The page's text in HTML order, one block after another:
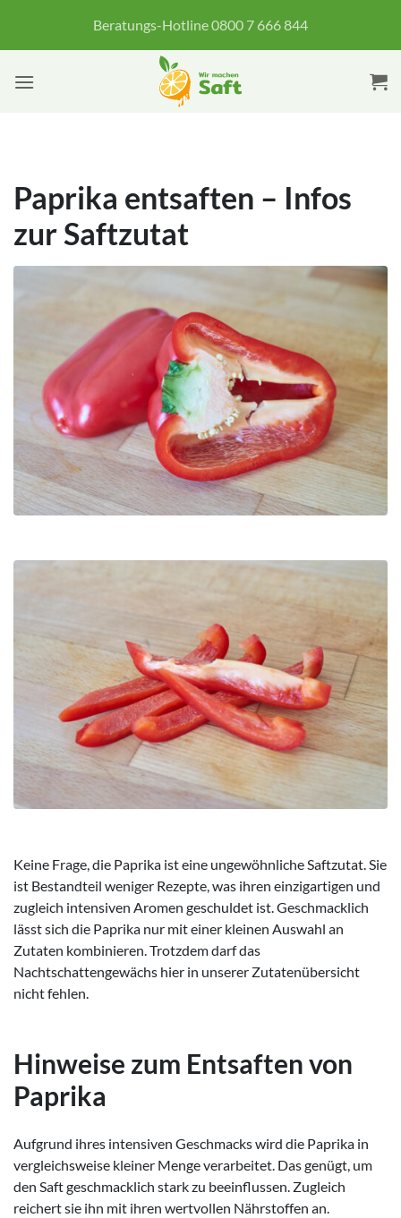
springen
Beratungs-Hotline 0800 7 666 844
Paprika entsaften – Infos
zur Saftzutat
Keine Frage, die Paprika ist eine ungewöhnliche Saftzutat. Sie
ist Bestandteil weniger Rezepte, was ihren einzigartigen und
zugleich intensiven Aromen geschuldet ist. Geschmacklich
lässt sich die Paprika nur mit einer kleinen Auswahl an
Zutaten kombinieren. Trotzdem darf das
Nachtschattengewächs hier in unserer Zutatenübersicht
nicht fehlen.
Hinweise zum Entsaften von
Paprika
Aufgrund ihres intensiven Geschmacks wird die Paprika in
vergleichsweise kleiner Menge verarbeitet. Das genügt, um
den Saft geschmacklich stark zu beeinflussen. Zugleich
reichert sie ihn mit ihren wertvollen Nährstoffen an.